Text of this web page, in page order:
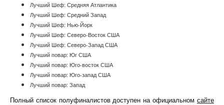
Лучший Шеф: Средняя Атлантика
Лучший Шеф: Средний Запад
Лучший Шеф: Нью-Йорк
Лучший Шеф: Северо-Восток США
Лучший Шеф: Северо-Запад США
Лучший повар: Юг США
Лучший повар: Юго-восток США
Лучший повар: Юго-запад США
Лучший повар: Запад
Полный список полуфиналистов доступен на официальном сайте